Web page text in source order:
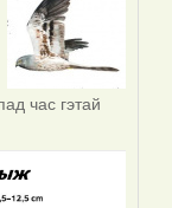
час гэтай